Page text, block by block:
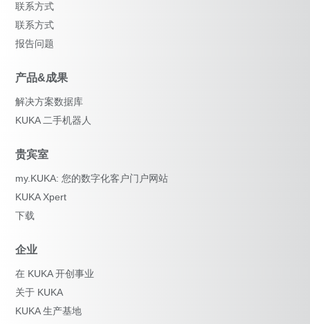
联系方式
联系方式
报告问题
产品&成果
解决方案数据库
KUKA 二手机器人
贵宾室
my.KUKA: 您的数字化客户门户网站
KUKA Xpert
下载
企业
在 KUKA 开创事业
关于 KUKA
KUKA 生产基地